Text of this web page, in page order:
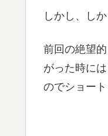
しかし、し
前回の絶望
がった時に
のでショー